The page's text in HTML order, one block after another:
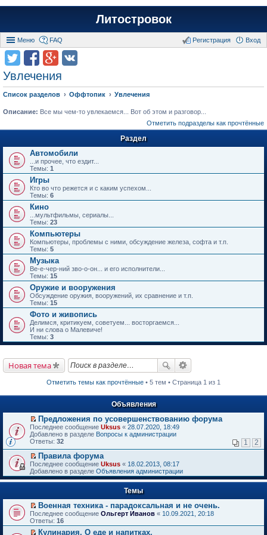
Литостровок
Меню FAQ Вход
Регистрация
Увлечения
Список разделов Оффтопик Увлечения
Описание: Все мы чем-то увлекаемся... Вот об этом и разговор...
Отметить подразделы как прочтённые
Раздел
Автомобили
...и прочее, что ездит...
Темы: 1
Игры
Кто во что режется и с каким успехом...
Темы: 6
Кино
...мультфильмы, сериалы...
Темы: 23
Компьютеры
Компьютеры, проблемы с ними, обсуждение железа, софта и т.п.
Темы: 5
Музыка
Ве-е-чер-ний зво-о-он... и его исполнители...
Темы: 15
Оружие и вооружения
Обсуждение оружия, вооружений, их сравнение и т.п.
Темы: 15
Фото и живопись
Делимся, критикуем, советуем... восторгаемся...
И ни слова о Малевиче!
Темы: 3
Новая тема
Отметить темы как прочтённые • 5 тем • Страница 1 из 1
Объявления
П
е
р
й
т
и
к
п
в
о
м
у
н
Предложения по усовершенствованию форума
Последнее сообщение Uksus « 28.07.2020, 18:49
Добавлено в разделе Вопросы к администрации
Ответы: 32 1 2
П
е
р
е
т
и
к
п
е
р
Правила форума
Последнее сообщение Uksus « 18.02.2013, 08:17
Добавлено в разделе Объявления администрации
Темы
П
е
р
е
Военная техника - парадоксальная и не очень.
Последнее сообщение Ольгерт Иванов « 10.09.2021, 20:18
Ответы: 16
Кулинария. О еде и напитках.